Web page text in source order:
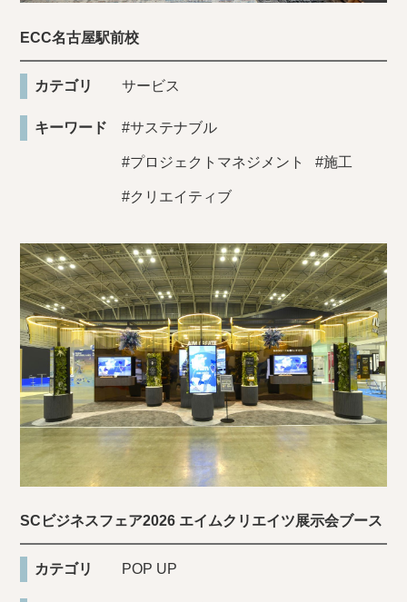
ECC名古屋駅前校
カテゴリ サービス
キーワード #サステナブル
#プロジェクトマネジメント #施工
#クリエイティブ
SCビジネスフェア2026 エイムクリエイツ展示会ブース
カテゴリ POP UP